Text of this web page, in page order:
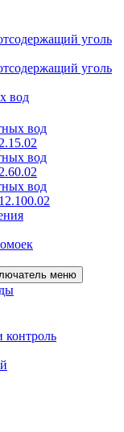
уголь
уголь
вод
вод
вод
вод
меню
контроль